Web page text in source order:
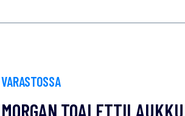
VARASTOSSA
MORGAN TOALETTILAUKKU